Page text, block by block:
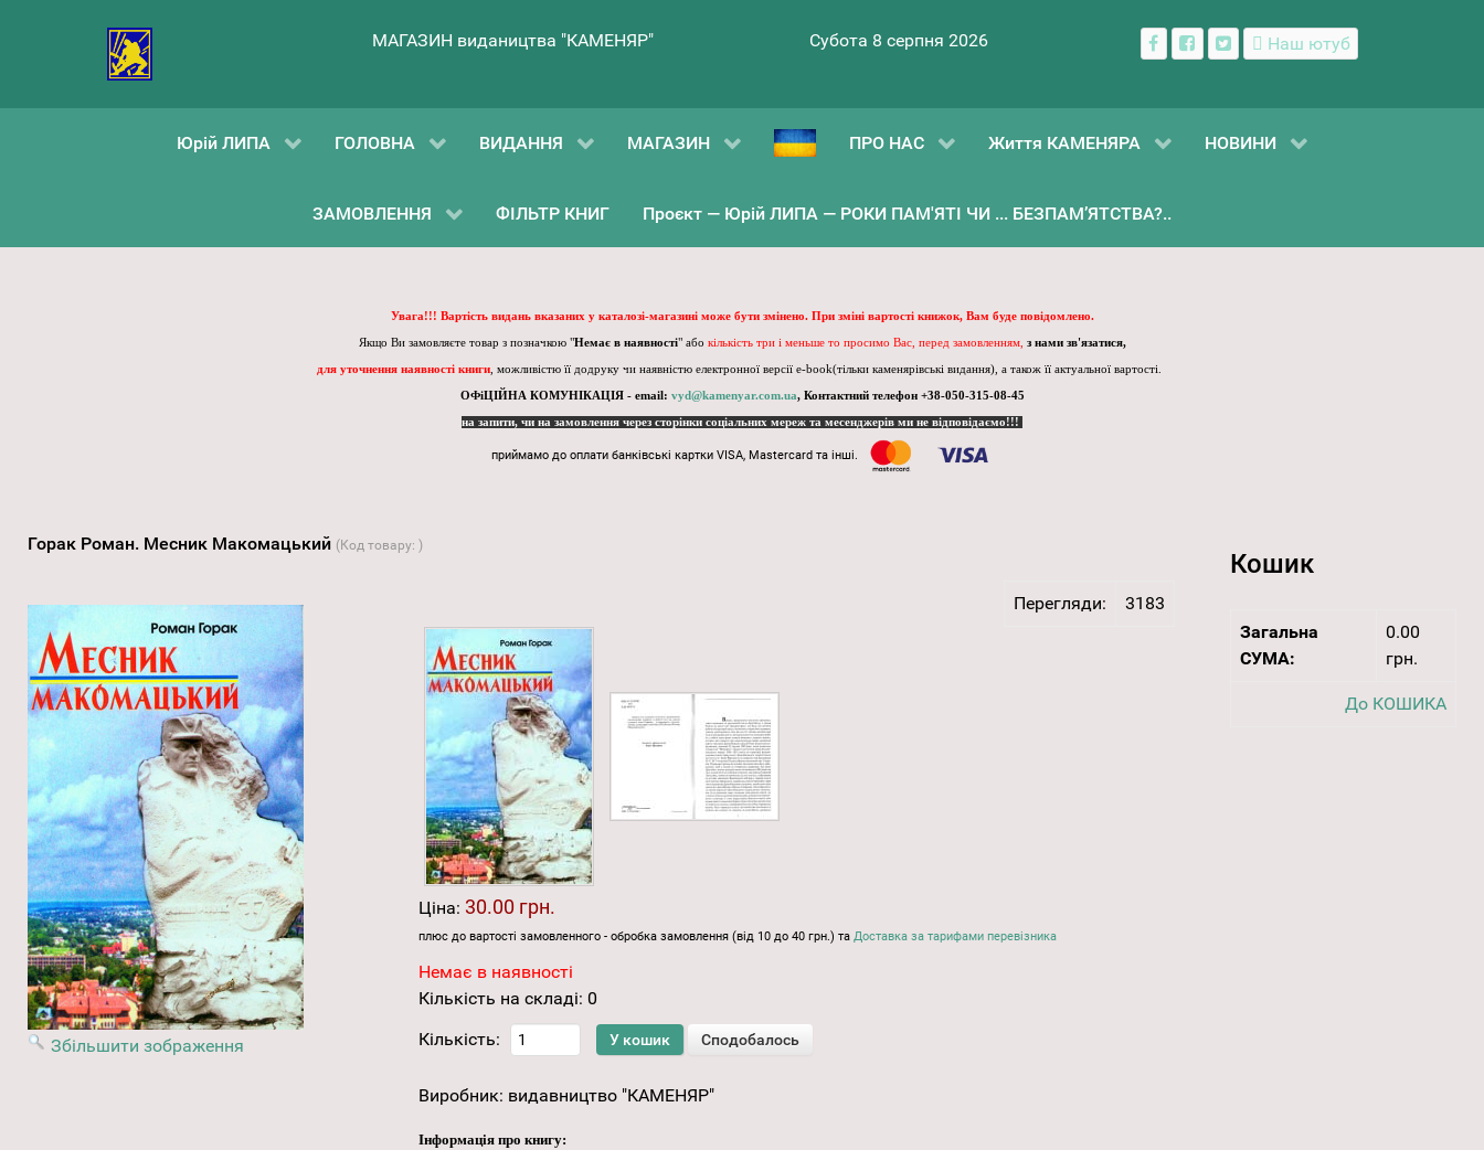
МАГАЗИН видаництва "КАМЕНЯР" Субота 8 серпня 2026 Наш ютуб
Юрій ЛИПА ГОЛОВНА ВИДАННЯ МАГАЗИН ПРО НАС Життя КАМЕНЯРА НОВИНИ
ЗАМОВЛЕННЯ ФІЛЬТР КНИГ Проєкт — Юрій ЛИПА — РОКИ ПАМ'ЯТІ ЧИ ... БЕЗПАМ’ЯТСТВА?..
Увага!!! Вартість видань вказаних у каталозі-магазині може бути змінено. При зміні вартості книжок, Вам буде повідомлено.
Якщо Ви замовляєте товар з позначкою "Немає в наявності" або кількість три і меньше то просимо Вас, перед замовленням, з нами зв'язатися,
для уточнення наявності книги, можливістю її додруку чи наявністю електронної версії e-book(тільки каменярівські видання), а також її актуальної вартості.
ОФіЦІЙНА КОМУНІКАЦІЯ - email: vyd@kamenyar.com.ua, Контактний телефон +38-050-315-08-45
на запити, чи на замовлення через сторінки соціальних мереж та месенджерів ми не відповідаємо!!!
приймамо до оплати банківські картки VISA, Mastercard та інші.
Горак Роман. Месник Макомацький (Код товару: )
Перегляди: 3183
Збільшити зображення
Ціна: 30.00 грн.
плюс до вартості замовленного - обробка замовлення (від 10 до 40 грн.) та Доставка за тарифами перевізника
Немає в наявності
Кількість на складі: 0
Кількість:
Виробник: видавництво "КАМЕНЯР"
Інформація про книгу:
Кошик
Загальна
СУМА:
0.00
грн.
До КОШИКА